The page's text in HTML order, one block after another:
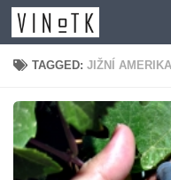
Skip to content
TAGGED:JIŽNÍ AMERIKA